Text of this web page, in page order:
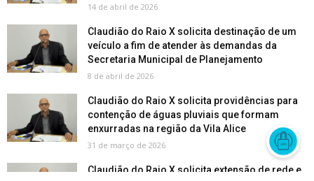
14 de abril de 2026
Claudião do Raio X solicita destinação de um
veículo a fim de atender às demandas da
Secretaria Municipal de Planejamento
8 de abril de 2026
Claudião do Raio X solicita providências para
contenção de águas pluviais que formam
enxurradas na região da Vila Alice
31 de março de 2026
Claudião do Raio X solicita extensão de rede e